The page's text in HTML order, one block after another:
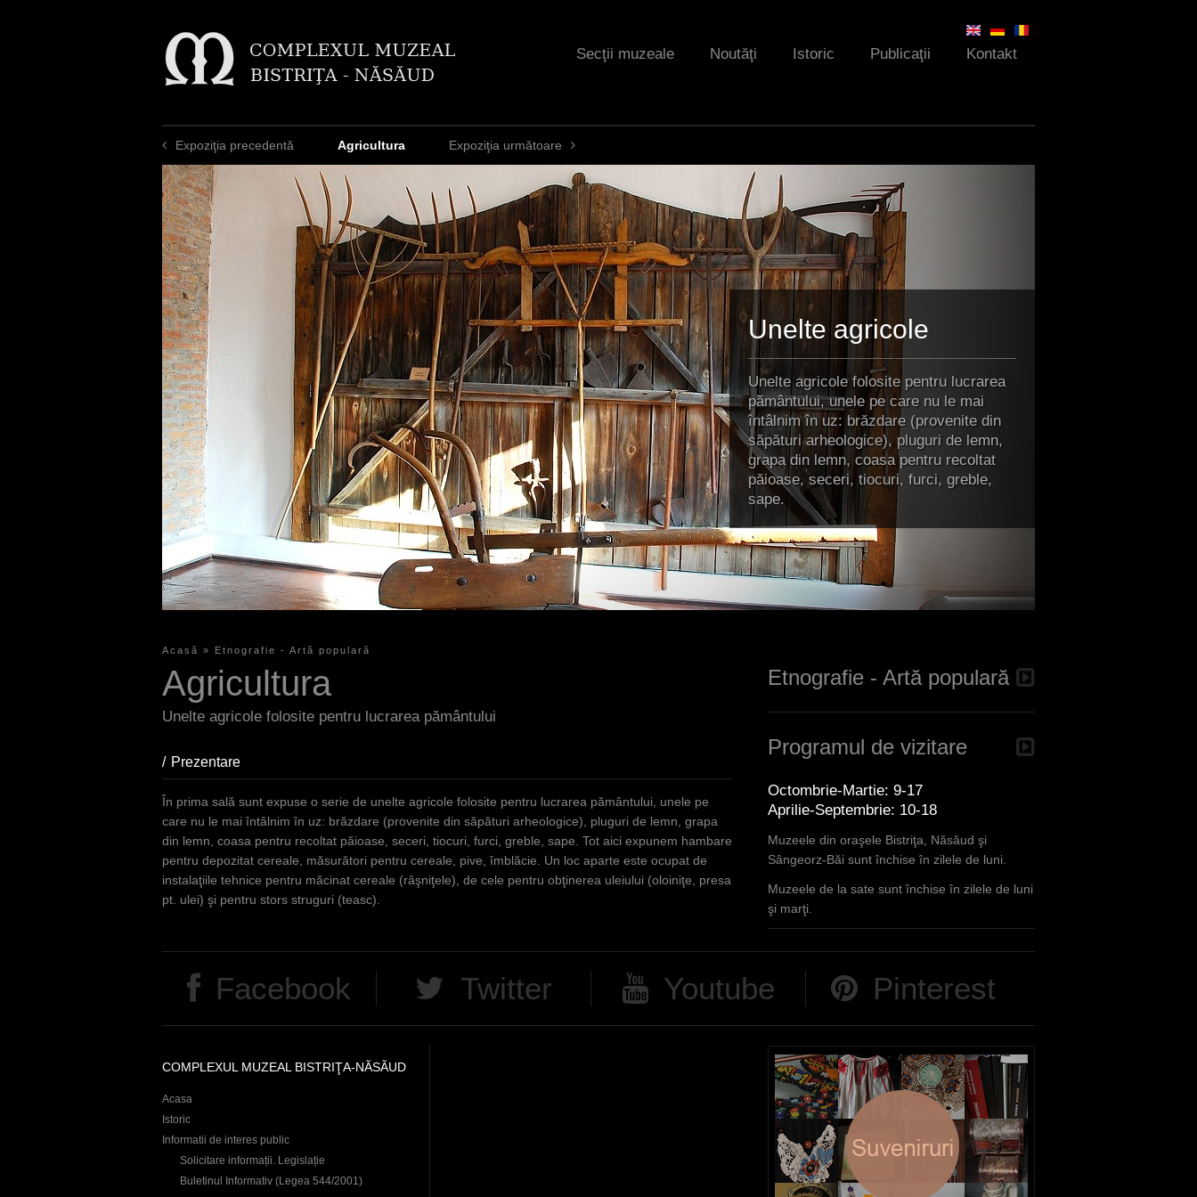
Secţii muzeale Noutăţi Istoric Publicaţii Kontakt
Expoziţia precedentă Agricultura Expoziţia următoare
Unelte agricole
Unelte agricole folosite pentru lucrarea
pământului, unele pe care nu le mai
întâlnim în uz: brăzdare (provenite din
săpături arheologice), pluguri de lemn,
grapa din lemn, coasa pentru recoltat
păioase, seceri, tiocuri, furci, greble,
sape.
S
i
e
i
n
d
h
i
r
Acasă » Etnografie - Artă populară
Agricultura
Unelte agricole folosite pentru lucrarea pământului
Prezentare
În prima sală sunt expuse o serie de unelte agricole folosite pentru lucrarea pământului, unele pe
care nu le mai întâlnim în uz: brăzdare (provenite din săpături arheologice), pluguri de lemn, grapa
din lemn, coasa pentru recoltat păioase, seceri, tiocuri, furci, greble, sape. Tot aici expunem hambare
pentru depozitat cereale, măsurători pentru cereale, pive, îmblăcie. Un loc aparte este ocupat de
instalaţiile tehnice pentru măcinat cereale (râşniţele), de cele pentru obţinerea uleiului (oloiniţe, presa
pt. ulei) şi pentru stors struguri (teasc).
Etnografie - Artă populară
Programul de vizitare
Octombrie-Martie: 9-17
Aprilie-Septembrie: 10-18
Muzeele din oraşele Bistriţa, Năsăud şi
Sângeorz-Băi sunt închise în zilele de luni.
Muzeele de la sate sunt închise în zilele de luni
şi marţi.
Facebook Twitter Youtube Pinterest
COMPLEXUL MUZEAL BISTRIŢA-NĂSĂUD
Acasa
Istoric
Informatii de interes public
Solicitare informații. Legislație
Buletinul Informativ (Legea 544/2001)